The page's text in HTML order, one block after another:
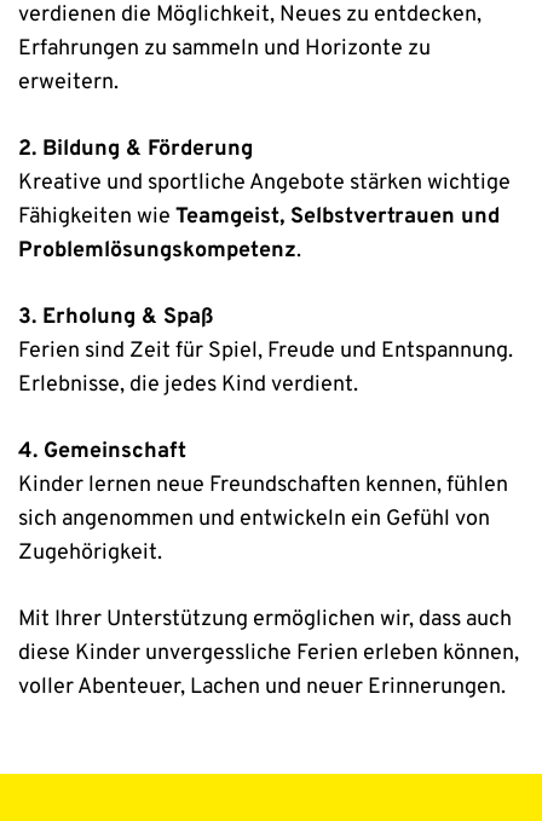
verdienen die Möglichkeit, Neues zu entdecken,
Erfahrungen zu sammeln und Horizonte zu
erweitern.
2. Bildung & Förderung
Kreative und sportliche Angebote stärken wichtige
Fähigkeiten wie Teamgeist, Selbstvertrauen und
Problemlösungskompetenz.
3. Erholung & Spaß
Ferien sind Zeit für Spiel, Freude und Entspannung.
Erlebnisse, die jedes Kind verdient.
4. Gemeinschaft
Kinder lernen neue Freundschaften kennen, fühlen
sich angenommen und entwickeln ein Gefühl von
Zugehörigkeit.
Mit Ihrer Unterstützung ermöglichen wir, dass auch
diese Kinder unvergessliche Ferien erleben können,
voller Abenteuer, Lachen und neuer Erinnerungen.